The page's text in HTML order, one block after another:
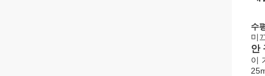
수
미
안
이